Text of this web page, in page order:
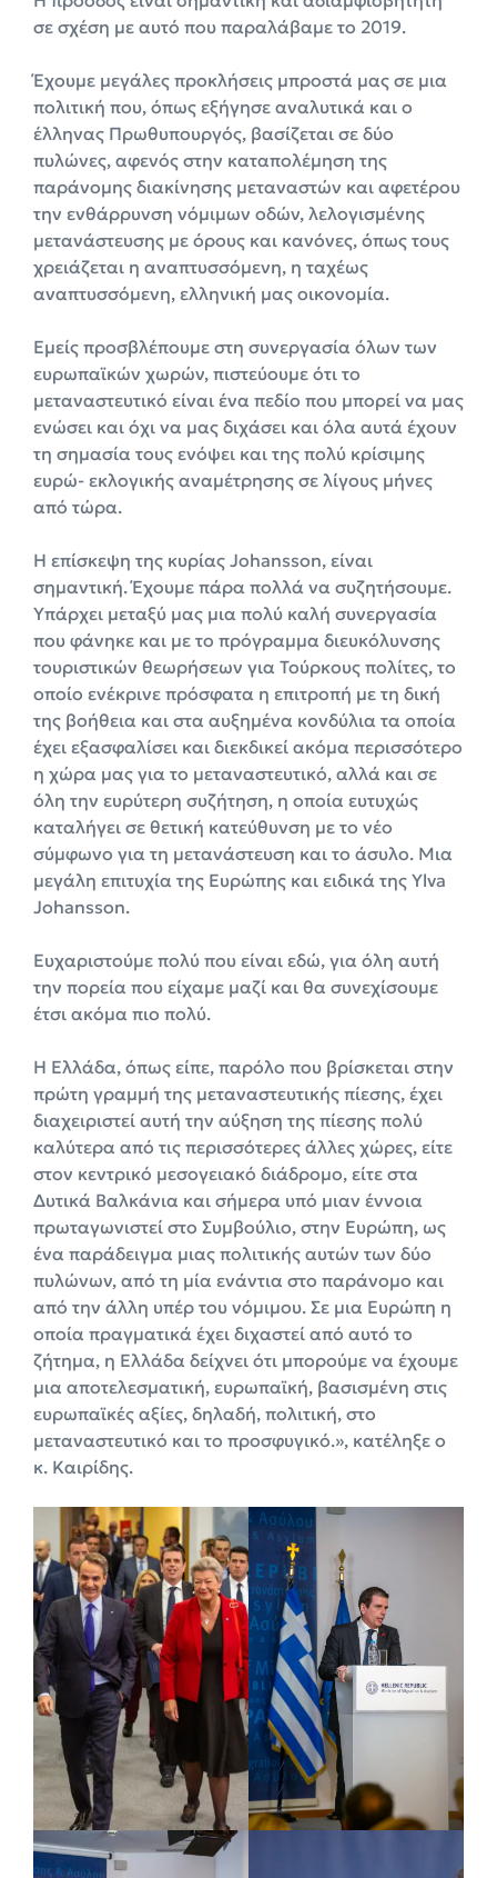
σε σχέση με αυτό που παραλάβαμε το 2019.
Έχουμε μεγάλες προκλήσεις μπροστά μας σε μια
πολιτική που, όπως εξήγησε αναλυτικά και ο
έλληνας Πρωθυπουργός, βασίζεται σε δύο
πυλώνες, αφενός στην καταπολέμηση της
παράνομης διακίνησης μεταναστών και αφετέρου
την ενθάρρυνση νόμιμων οδών, λελογισμένης
μετανάστευσης με όρους και κανόνες, όπως τους
χρειάζεται η αναπτυσσόμενη, η ταχέως
αναπτυσσόμενη, ελληνική μας οικονομία.
Εμείς προσβλέπουμε στη συνεργασία όλων των
ευρωπαϊκών χωρών, πιστεύουμε ότι το
μεταναστευτικό είναι ένα πεδίο που μπορεί να μας
ενώσει και όχι να μας διχάσει και όλα αυτά έχουν
τη σημασία τους ενόψει και της πολύ κρίσιμης
ευρώ- εκλογικής αναμέτρησης σε λίγους μήνες
από τώρα.
Η επίσκεψη της κυρίας Johansson, είναι
σημαντική. Έχουμε πάρα πολλά να συζητήσουμε.
Υπάρχει μεταξύ μας μια πολύ καλή συνεργασία
που φάνηκε και με το πρόγραμμα διευκόλυνσης
τουριστικών θεωρήσεων για Τούρκους πολίτες, το
οποίο ενέκρινε πρόσφατα η επιτροπή με τη δική
της βοήθεια και στα αυξημένα κονδύλια τα οποία
έχει εξασφαλίσει και διεκδικεί ακόμα περισσότερο
η χώρα μας για το μεταναστευτικό, αλλά και σε
όλη την ευρύτερη συζήτηση, η οποία ευτυχώς
καταλήγει σε θετική κατεύθυνση με το νέο
σύμφωνο για τη μετανάστευση και το άσυλο. Μια
μεγάλη επιτυχία της Ευρώπης και ειδικά της Ylva
Johansson.
Ευχαριστούμε πολύ που είναι εδώ, για όλη αυτή
την πορεία που είχαμε μαζί και θα συνεχίσουμε
έτσι ακόμα πιο πολύ.
Η Ελλάδα, όπως είπε, παρόλο που βρίσκεται στην
πρώτη γραμμή της μεταναστευτικής πίεσης, έχει
διαχειριστεί αυτή την αύξηση της πίεσης πολύ
καλύτερα από τις περισσότερες άλλες χώρες, είτε
στον κεντρικό μεσογειακό διάδρομο, είτε στα
Δυτικά Βαλκάνια και σήμερα υπό μιαν έννοια
πρωταγωνιστεί στο Συμβούλιο, στην Ευρώπη, ως
ένα παράδειγμα μιας πολιτικής αυτών των δύο
πυλώνων, από τη μία ενάντια στο παράνομο και
από την άλλη υπέρ του νόμιμου. Σε μια Ευρώπη η
οποία πραγματικά έχει διχαστεί από αυτό το
ζήτημα, η Ελλάδα δείχνει ότι μπορούμε να έχουμε
μια αποτελεσματική, ευρωπαϊκή, βασισμένη στις
ευρωπαϊκές αξίες, δηλαδή, πολιτική, στο
μεταναστευτικό και το προσφυγικό.», κατέληξε ο
κ. Καιρίδης.